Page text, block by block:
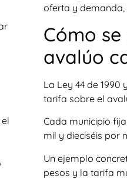
oferta y demanda,
Cómo
avalúo
La Ley 44 de 1990
tarifa sobre el
Cada municipio
mil y dieciséis por
Un ejemplo
pesos y la tarifa